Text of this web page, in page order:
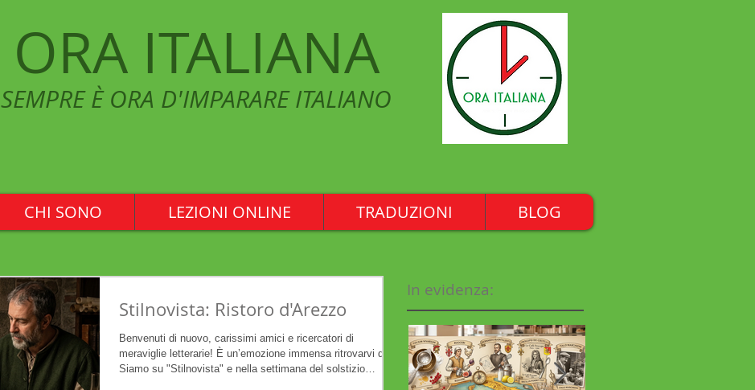
ORA ITALIANA
SEMPRE È ORA D'IMPARARE ITALIANO
CHI SONO LEZIONI ONLINE TRADUZIONI BLOG
Stilnovista: Ristoro d'Arezzo
Benvenuti di nuovo, carissimi amici e ricercatori di
meraviglie letterarie! È un’emozione immensa ritrovarvi qui.
Siamo su "Stilnovista" e nella settimana del solstizio
In evidenza: